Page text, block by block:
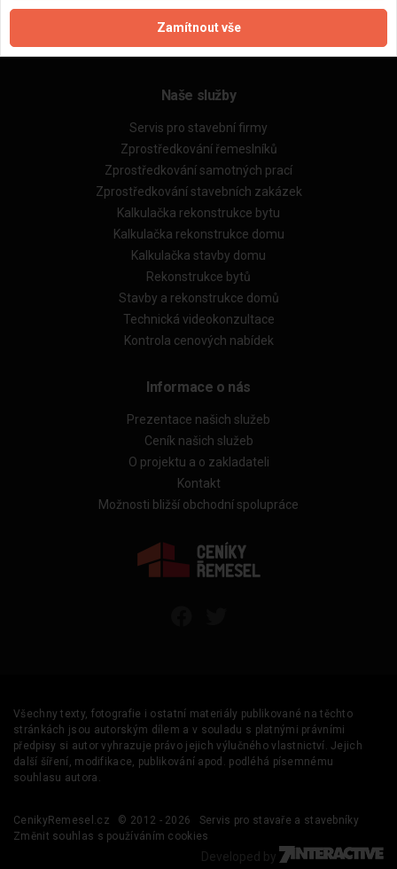
Obchodní podmínky (rozpočtování)
Reference
Naše excelové tabulky online
Naše služby
Servis pro stavební firmy
Zprostředkování řemeslníků
Zprostředkování samotných prací
Zprostředkování stavebních zakázek
Kalkulačka rekonstrukce bytu
Kalkulačka rekonstrukce domu
Kalkulačka stavby domu
Rekonstrukce bytů
Stavby a rekonstrukce domů
Technická videokonzultace
Kontrola cenových nabídek
Informace o nás
Prezentace našich služeb
Ceník našich služeb
O projektu a o zakladateli
Kontakt
Možnosti bližší obchodní spolupráce
Všechny texty, fotografie i ostatní materiály publikované na těchto
stránkách jsou autorským dílem a v souladu s platnými právními
předpisy si autor vyhrazuje právo jejich výlučného vlastnictví. Jejich
další šíření, modifikace, publikování apod. podléhá písemnému
souhlasu autora.
CenikyRemesel.cz © 2012 - 2026
Servis pro stavaře a stavebníky
Změnit souhlas s používáním cookies
Developed by
Zamítnout vše